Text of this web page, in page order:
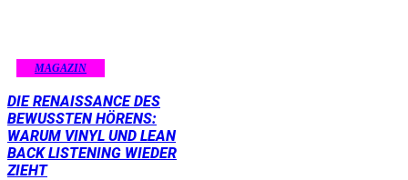
MAGAZIN
DIE RENAISSANCE DES
BEWUSSTEN HÖRENS:
WARUM VINYL UND LEAN
BACK LISTENING WIEDER
ZIEHT